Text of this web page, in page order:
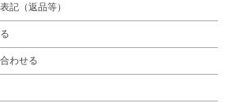
記（返品等）
わせる